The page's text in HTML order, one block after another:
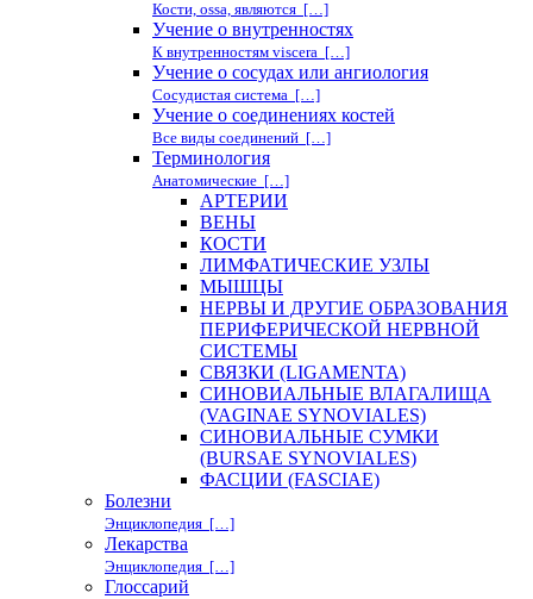
Кости, ossa, являются […]
Учение о внутренностях
К внутренностям viscera […]
Учение о сосудах или ангиология
Сосудистая система […]
Учение о соединениях костей
Все виды соединений […]
Терминология
Анатомические […]
АРТЕРИИ
ВЕНЫ
КОСТИ
ЛИМФАТИЧЕСКИЕ УЗЛЫ
МЫШЦЫ
НЕРВЫ И ДРУГИЕ ОБРАЗОВАНИЯ
ПЕРИФЕРИЧЕСКОЙ НЕРВНОЙ
СИСТЕМЫ
СВЯЗКИ (LIGAMENTA)
СИНОВИАЛЬНЫЕ ВЛАГАЛИЩА
(VAGINAE SYNOVIALES)
СИНОВИАЛЬНЫЕ СУМКИ
(BURSAE SYNOVIALES)
ФАСЦИИ (FASCIAE)
Болезни
Энциклопедия […]
Лекарства
Энциклопедия […]
Глоссарий